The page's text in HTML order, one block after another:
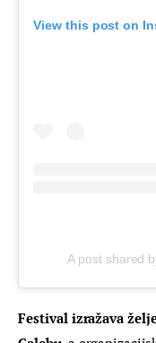
View this post on
A post shared
Festival izražava